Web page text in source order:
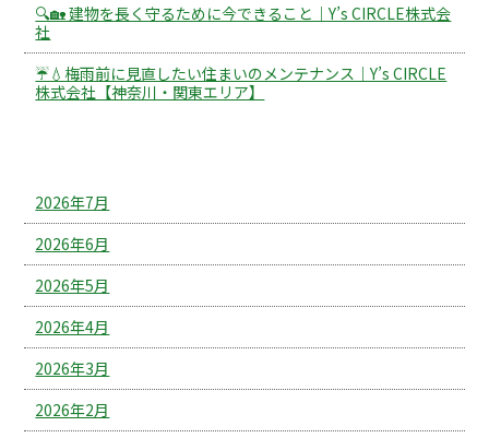
🔍🏡 建物を長く守るために今できること｜Y’s CIRCLE株式会
社
☔💧梅雨前に見直したい住まいのメンテナンス｜Y’s CIRCLE
株式会社【神奈川・関東エリア】
2026年7月
2026年6月
2026年5月
2026年4月
2026年3月
2026年2月